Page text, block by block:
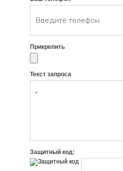
Прикрепить
Текст запроса
Защитный код: